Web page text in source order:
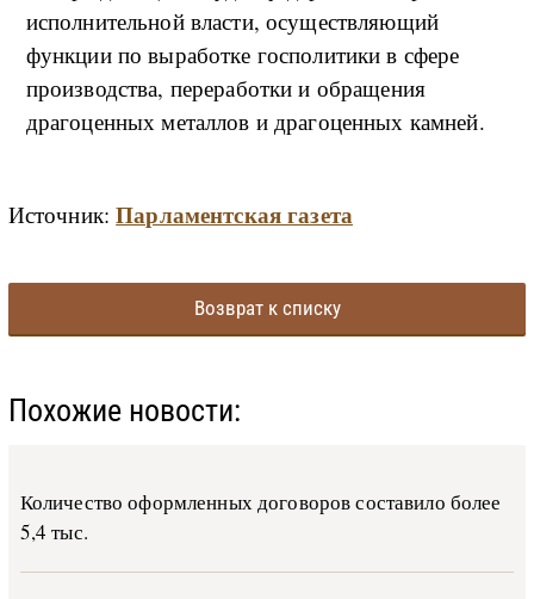
исполнительной власти, осуществляющий
функции по выработке госполитики в сфере
производства, переработки и обращения
драгоценных металлов и драгоценных камней.
Источник:Парламентская газета
Возврат к списку
Похожие новости:
Количество оформленных договоров составило более
5,4 тыс.